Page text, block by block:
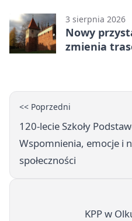
3 sierpnia 2026
Nowy
zmienia
<< Poprzedni
120-lecie Szkoły
Wspomnienia, emocje i
społeczności
KPP w